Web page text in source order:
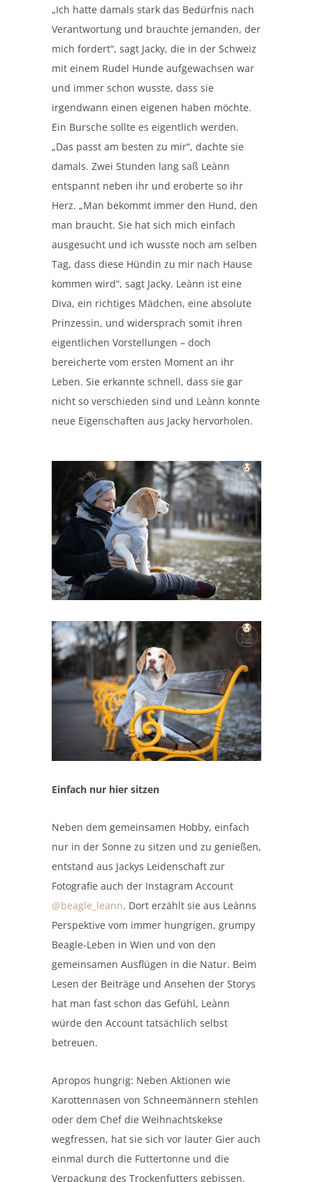
„Ich hatte damals stark das Bedürfnis nach
Verantwortung und brauchte jemanden, der
mich fordert“, sagt Jacky, die in der Schweiz
mit einem Rudel Hunde aufgewachsen war
und immer schon wusste, dass sie
irgendwann einen eigenen haben möchte.
Ein Bursche sollte es eigentlich werden.
„Das passt am besten zu mir“, dachte sie
damals. Zwei Stunden lang saß Leànn
entspannt neben ihr und eroberte so ihr
Herz. „Man bekommt immer den Hund, den
man braucht. Sie hat sich mich einfach
ausgesucht und ich wusste noch am selben
Tag, dass diese Hündin zu mir nach Hause
kommen wird“, sagt Jacky. Leànn ist eine
Diva, ein richtiges Mädchen, eine absolute
Prinzessin, und widersprach somit ihren
eigentlichen Vorstellungen – doch
bereicherte vom ersten Moment an ihr
Leben. Sie erkannte schnell, dass sie gar
nicht so verschieden sind und Leànn konnte
neue Eigenschaften aus Jacky hervorholen.
Einfach nur hier sitzen
Neben dem gemeinsamen Hobby, einfach
nur in der Sonne zu sitzen und zu genießen,
entstand aus Jackys Leidenschaft zur
Fotografie auch der Instagram Account
@beagle_leann. Dort erzählt sie aus Leànns
Perspektive vom immer hungrigen, grumpy
Beagle-Leben in Wien und von den
gemeinsamen Ausflügen in die Natur. Beim
Lesen der Beiträge und Ansehen der Storys
hat man fast schon das Gefühl, Leànn
würde den Account tatsächlich selbst
betreuen.
Apropos hungrig: Neben Aktionen wie
Karottennasen von Schneemännern stehlen
oder dem Chef die Weihnachtskekse
wegfressen, hat sie sich vor lauter Gier auch
einmal durch die Futtertonne und die
Verpackung des Trockenfutters gebissen.